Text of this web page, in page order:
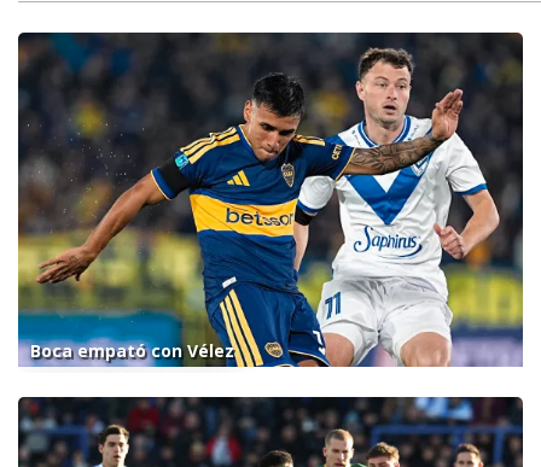
Boca empató con Vélez